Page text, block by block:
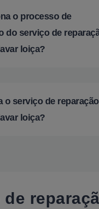
o processo de
do serviço de
loiça?
o serviço de
loiça?